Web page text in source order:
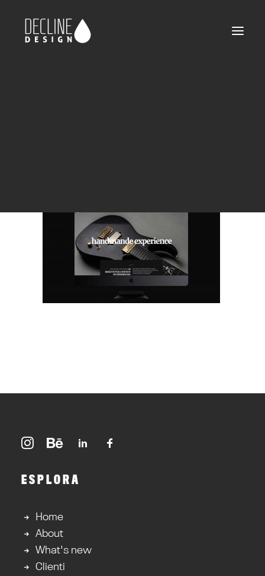
ESPLORA
Home
About
What's new
Clienti